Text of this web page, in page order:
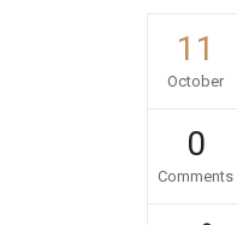
11
October
0
Comments